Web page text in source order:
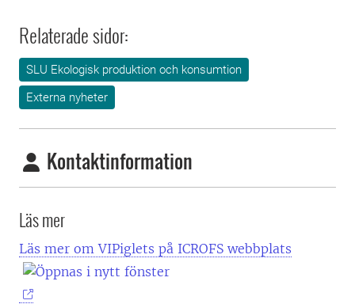
Relaterade sidor:
SLU Ekologisk produktion och konsumtion
Externa nyheter
Kontaktinformation
Läs mer
Läs mer om VIPiglets på ICROFS webbplats